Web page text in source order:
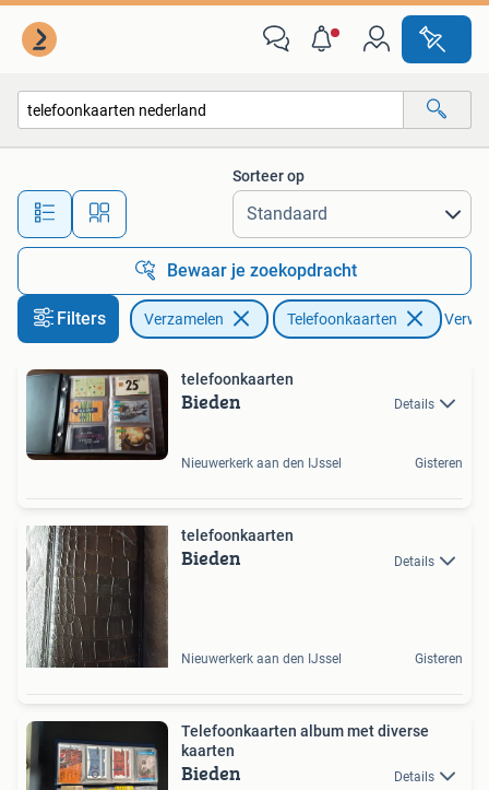
Alle afstanden…
Sorteer op
Bewaar je zoekopdracht
Filters Verzamelen Telefoonkaarten
telefoonkaarten
Bieden Details
Nieuwerkerk aan den IJssel Gisteren
telefoonkaarten
Bieden Details
Nieuwerkerk aan den IJssel Gisteren
Telefoonkaarten album met diverse
kaarten
Bieden Details